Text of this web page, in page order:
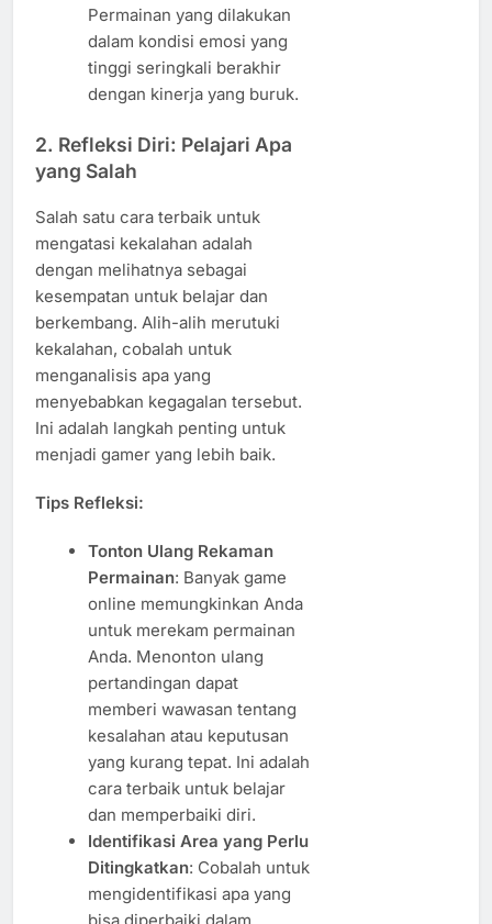
Permainan yang dilakukan
dalam kondisi emosi yang
tinggi seringkali berakhir
dengan kinerja yang buruk.
2. Refleksi Diri: Pelajari Apa
yang Salah
Salah satu cara terbaik untuk
mengatasi kekalahan adalah
dengan melihatnya sebagai
kesempatan untuk belajar dan
berkembang. Alih-alih merutuki
kekalahan, cobalah untuk
menganalisis apa yang
menyebabkan kegagalan tersebut.
Ini adalah langkah penting untuk
menjadi gamer yang lebih baik.
Tips Refleksi:
Tonton Ulang Rekaman
Permainan: Banyak game
online memungkinkan Anda
untuk merekam permainan
Anda. Menonton ulang
pertandingan dapat
memberi wawasan tentang
kesalahan atau keputusan
yang kurang tepat. Ini adalah
cara terbaik untuk belajar
dan memperbaiki diri.
Identifikasi Area yang Perlu
Ditingkatkan: Cobalah untuk
mengidentifikasi apa yang
bisa diperbaiki dalam